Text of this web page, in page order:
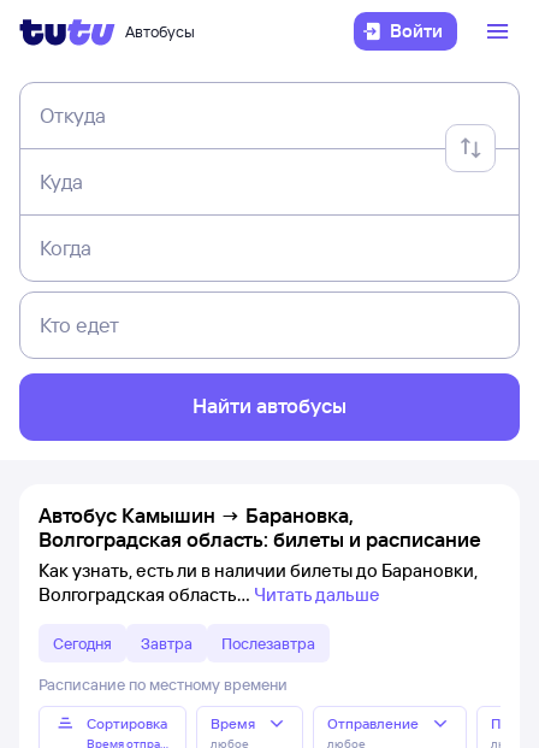
Автобусы Войти
Откуда
Куда
Когда
Кто едет
Найти автобусы
Автобус Камышин → Барановка,
Волгоградская область: билеты и расписание
Как узнать, есть ли в наличии билеты до Барановки,
Волгоградская область
Читать дальше
Сегодня Завтра Послезавтра
Расписание по местному времени
Сортировка
Время отправления
Время
любое
Отправление
любое любое